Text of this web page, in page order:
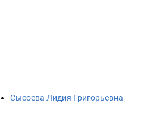
Сысоева Лидия Григорьевна